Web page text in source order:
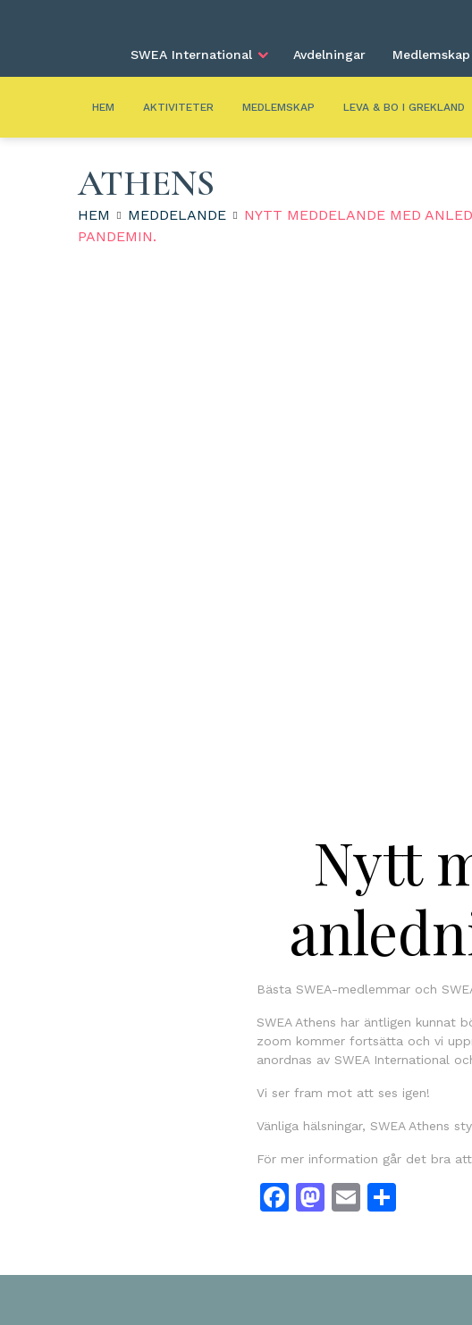
SWEA International Avdelningar Medlemskap
HEM AKTIVITETER MEDLEMSKAP LEVA & BO I GREKLAND
ATHENS
HEM MEDDELANDE
NYTT MEDDELANDE MED
PANDEMIN.
Nytt
Bästa SWEA-medlemmar och
SWEA Athens har äntligen kunnat
zoom kommer fortsätta och vi
anordnas av SWEA International
Vi ser fram mot att ses igen!
Vänliga hälsningar, SWEA Athens
För mer information går det bra
Facebook
Mastodon
Email